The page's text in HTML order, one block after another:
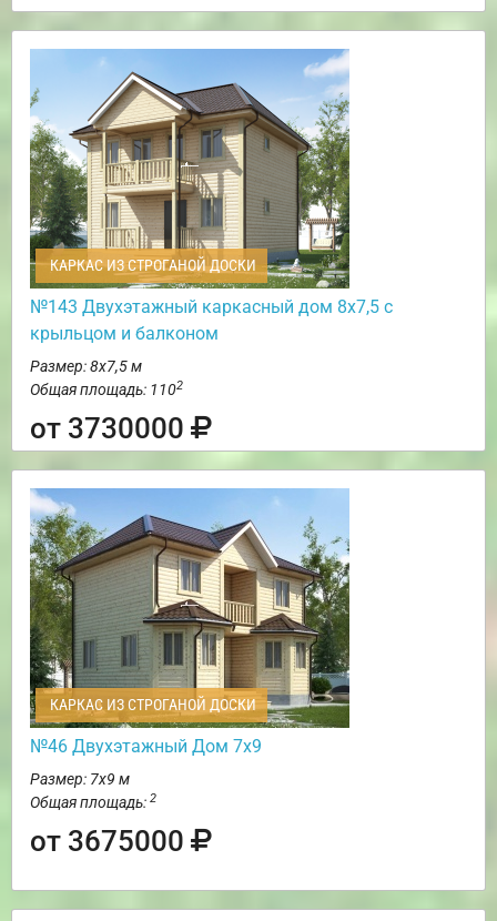
КАРКАС ИЗ СТРОГАНОЙ ДОСКИ
№143 Двухэтажный каркасный дом 8х7,5 с
крыльцом и балконом
Размер: 8х7,5 м
Общая площадь: 1102
от 3730000
КАРКАС ИЗ СТРОГАНОЙ ДОСКИ
№46 Двухэтажный Дом 7х9
Размер: 7х9 м
Общая площадь: 2
от 3675000